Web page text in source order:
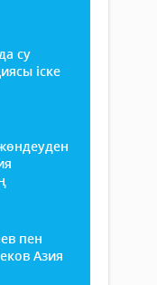
су
іске
пен
Азия